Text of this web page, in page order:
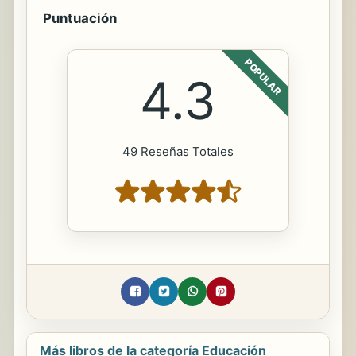
Puntuación
POPULAR
4.3
49 Reseñas Totales
Más libros de la categoría Educación